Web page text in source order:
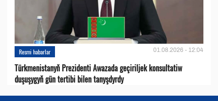
Resmi habarlar 01.08.2026 - 12:04
Türkmenistanyň Prezidenti Awazada geçiriljek konsultatiw
duşuşygyň gün tertibi bilen tanyşdyrdy